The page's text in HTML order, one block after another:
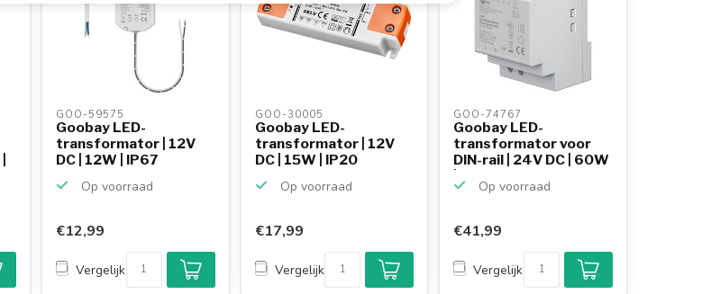
GOO-59575
Goobay LED-
transformator | 12V
DC | 12W | IP67
Op voorraad
€12,99
Vergelijk
GOO-30005
Goobay LED-
transformator | 12V
DC | 15W | IP20
Op voorraad
€17,99
Vergelijk
GOO-74767
Goobay LED-
transformator voor
DIN-rail | 24V DC | 60W
| IP20
Op voorraad
€41,99
Vergelijk